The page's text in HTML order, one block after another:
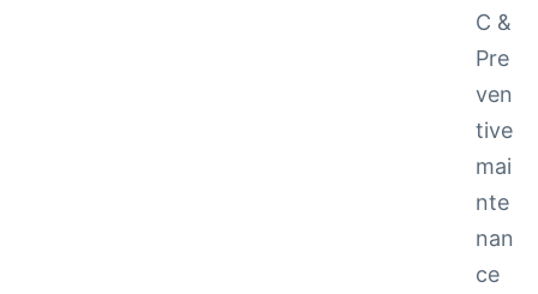
C &
Pre
ven
tive
mai
nte
nan
ce